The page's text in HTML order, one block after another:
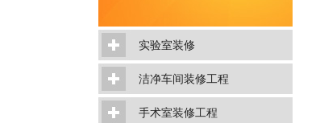
实验室装修
洁净车间装修工程
手术室装修工程